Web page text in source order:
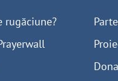
rugăciune?